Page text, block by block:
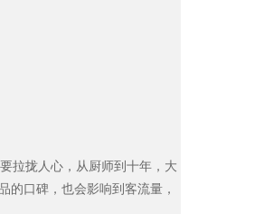
拉拢人心，从厨师到十年，大
口碑，也会影响到客流量，